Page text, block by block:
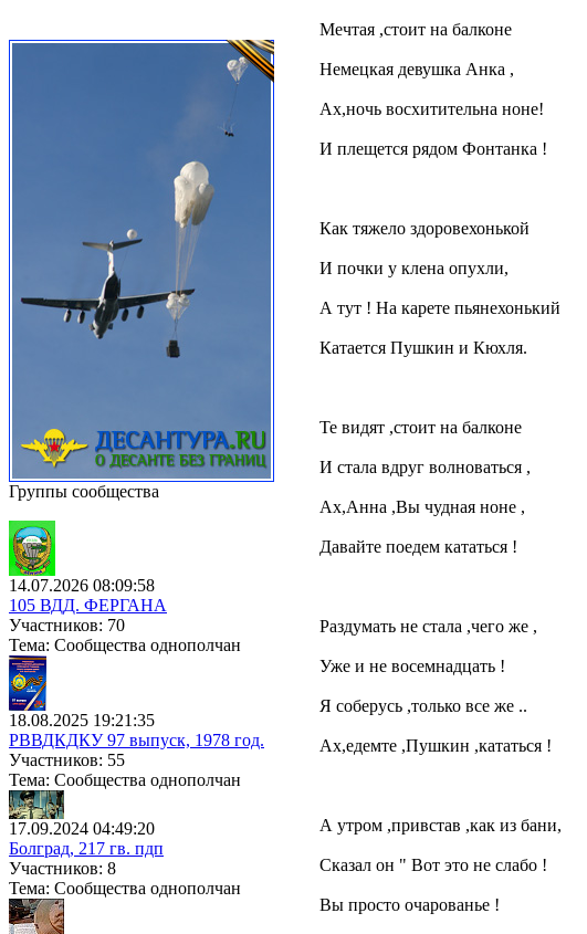
Группы сообщества
14.07.2026 08:09:58
105 ВДД. ФЕРГАНА
Участников: 70
Тема: Сообщества однополчан
18.08.2025 19:21:35
РВВДКДКУ 97 выпуск, 1978 год.
Участников: 55
Тема: Сообщества однополчан
17.09.2024 04:49:20
Болград, 217 гв. пдп
Участников: 8
Тема: Сообщества однополчан
Мечтая ,стоит на балконе
Немецкая девушка Анка ,
Ах,ночь восхитительна ноне!
И плещется рядом Фонтанка !
Как тяжело здоровехонькой
И почки у клена опухли,
А тут ! На карете пьянехонький
Катается Пушкин и Кюхля.
Те видят ,стоит на балконе
И стала вдруг волноваться ,
Ах,Анна ,Вы чудная ноне ,
Давайте поедем кататься !
Раздумать не стала ,чего же ,
Уже и не восемнадцать !
Я соберусь ,только все же ..
Ах,едемте ,Пушкин ,кататься !
А утром ,привстав ,как из бани,
Сказал он " Вот это не слабо !
Вы просто очарованье !